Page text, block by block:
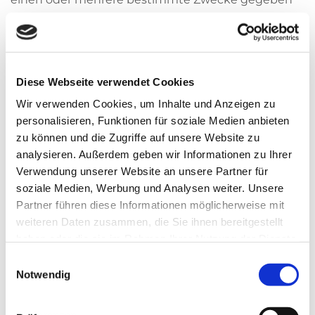
Diese Webseite verwendet Cookies
Wir verwenden Cookies, um Inhalte und Anzeigen zu
personalisieren, Funktionen für soziale Medien anbieten
zu können und die Zugriffe auf unsere Website zu
analysieren. Außerdem geben wir Informationen zu Ihrer
Verwendung unserer Website an unsere Partner für
soziale Medien, Werbung und Analysen weiter. Unsere
Partner führen diese Informationen möglicherweise mit
weiteren Daten zusammen, die Sie ihnen bereitgestellt
Notwendig
Die Verarbeitung beruht auf Art. 6 I lit. b DSGVO,
wenn die Verarbeitung zur Erfüllung eines Vertrages
dessen Vertragspartei die betroffene Person ist,
Maßnahmen, die auf Anfrage der betroffenen
Person erfolgen.
Die Verarbeitung beruht auf Art. 6 I lit. c DSGVO,
wenn die Verarbeitung zur Erfüllung einer
rechtlichen Verpflichtung, der wir unterliegen,
erforderlich ist.
Die Verarbeitung beruht auf Art. 6 I lit. d DSGVO,
wenn die Verarbeitung zum Schutz lebenswichtiger
Interessen der betroffenen Person oder einer
anderen natürlichen Person erforderlich ist. Dies
kann dann ein seltener Fall sein, wenn sich eine